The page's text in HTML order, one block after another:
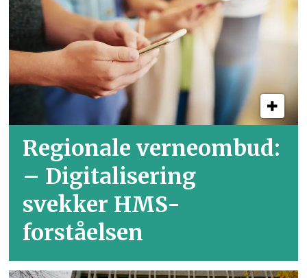
Regionale verneombud:
– Digitalisering
svekker HMS-
forståelsen